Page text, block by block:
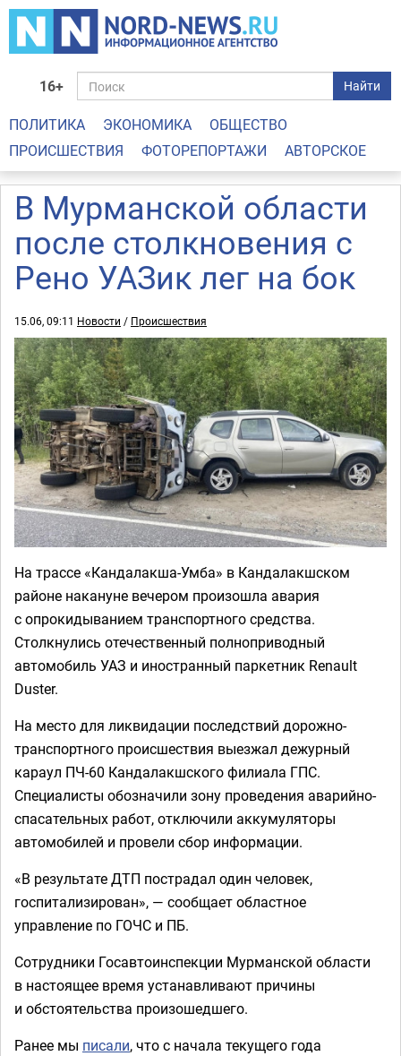
16+ Найти
ПОЛИТИКА ЭКОНОМИКА
ОБЩЕСТВО
ПРОИСШЕСТВИЯ
ФОТОРЕПОРТАЖИ АВТОРСКОЕ
В Мурманской области
после столкновения с
Рено УАЗик лег на бок
15.06, 09:11 Новости / Происшествия
На трассе «Кандалакша-Умба» в Кандалакшском
районе накануне вечером произошла авария
с опрокидыванием транспортного средства.
Столкнулись отечественный полноприводный
автомобиль УАЗ и иностранный паркетник Renault
Duster.
На место для ликвидации последствий дорожно-
транспортного происшествия выезжал дежурный
караул ПЧ-60 Кандалакшского филиала ГПС.
Специалисты обозначили зону проведения аварийно-
спасательных работ, отключили аккумуляторы
автомобилей и провели сбор информации.
«В результате ДТП пострадал один человек,
госпитализирован», — сообщает областное
управление по ГОЧС и ПБ.
Сотрудники Госавтоинспекции Мурманской области
в настоящее время устанавливают причины
и обстоятельства произошедшего.
Ранее мы писали, что с начала текущего года